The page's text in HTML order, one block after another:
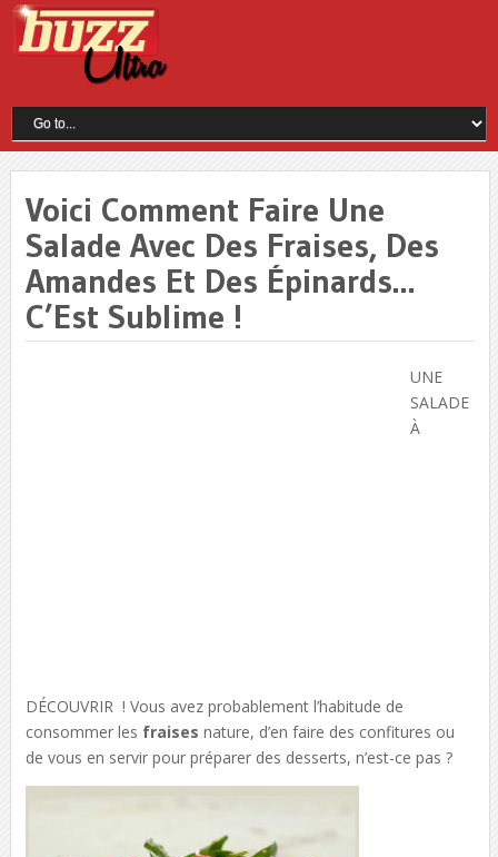
Voici Comment Faire Une
Salade Avec Des Fraises, Des
Amandes Et Des Épinards…
C’Est Sublime !
UNE
SALADE
À
DÉCOUVRIR ! Vous avez probablement l’habitude de
consommer les fraises nature, d’en faire des confitures ou
de vous en servir pour préparer des desserts, n’est-ce pas ?